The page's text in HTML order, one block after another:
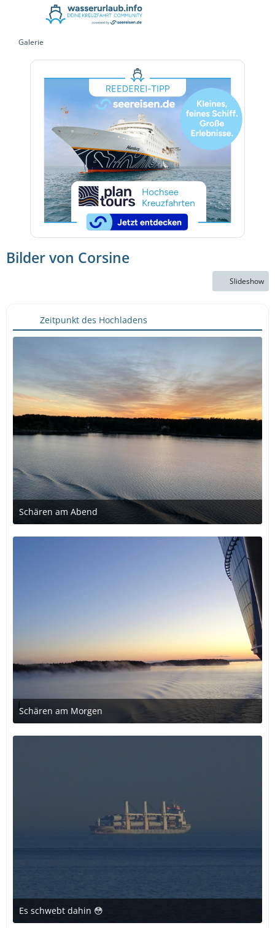
Galerie
Bilder von Corsine
Slideshow
Zeitpunkt des Hochladens
Schären am Abend
27. Juni 2021 um 18:14
Schären am Morgen
27. Juni 2021 um 18:12
Es schwebt dahin 😳
26. Juni 2021 um 22:48